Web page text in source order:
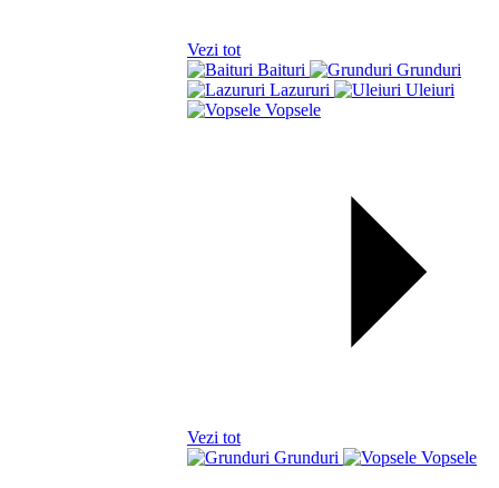
Vezi tot
Baituri
Grunduri
Lazururi
Uleiuri
Vopsele
Vezi tot
Grunduri
Vopsele